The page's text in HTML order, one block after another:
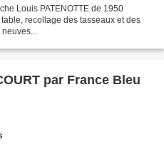
Louis PATENOTTE de 1950
recollage des tasseaux et des
par France Bleu